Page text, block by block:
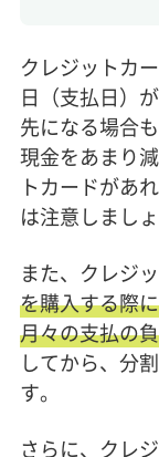
クレジットカ
日（支払日）
先になる場合
現金をあまり
トカードがあ
は注意しましょ
また、クレジ
を購入する際
月々の支払の
してから、分
す。
さらに、クレ